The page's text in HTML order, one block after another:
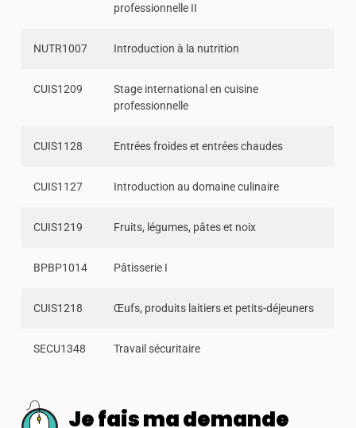
professionnelle II
NUTR1007 Introduction à la nutrition
CUIS1209
Stage international en cuisine
professionnelle
CUIS1128 Entrées froides et entrées chaudes
CUIS1127 Introduction au domaine culinaire
CUIS1219 Fruits, légumes, pâtes et noix
BPBP1014 Pâtisserie I
CUIS1218 Œufs, produits laitiers et petits-déjeuners
SECU1348 Travail sécuritaire
Je fais ma demande